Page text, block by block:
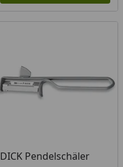
DICK Pendelschäler